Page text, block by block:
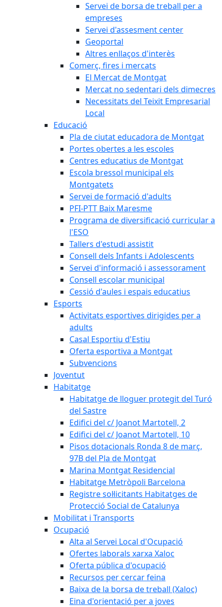
Servei de borsa de treball per a
empreses
Servei d'assesment center
Geoportal
Altres enllaços d'interès
Comerç, fires i mercats
El Mercat de Montgat
Mercat no sedentari dels dimecres
Necessitats del Teixit Empresarial
Local
Educació
Pla de ciutat educadora de Montgat
Portes obertes a les escoles
Centres educatius de Montgat
Escola bressol municipal els
Montgatets
Servei de formació d'adults
PFI-PTT Baix Maresme
Programa de diversificació curricular a
l'ESO
Tallers d'estudi assistit
Consell dels Infants i Adolescents
Servei d'informació i assessorament
Consell escolar municipal
Cessió d'aules i espais educatius
Esports
Activitats esportives dirigides per a
adults
Casal Esportiu d'Estiu
Oferta esportiva a Montgat
Subvencions
Joventut
Habitatge
Habitatge de lloguer protegit del Turó
del Sastre
Edifici del c/ Joanot Martotell, 2
Edifici del c/ Joanot Martotell, 10
Pisos dotacionals Ronda 8 de març,
97B del Pla de Montgat
Marina Montgat Residencial
Habitatge Metròpoli Barcelona
Registre sol·licitants Habitatges de
Protecció Social de Catalunya
Mobilitat i Transports
Ocupació
Alta al Servei Local d'Ocupació
Ofertes laborals xarxa Xaloc
Oferta pública d'ocupació
Recursos per cercar feina
Baixa de la borsa de treball (Xaloc)
Eina d'orientació per a joves